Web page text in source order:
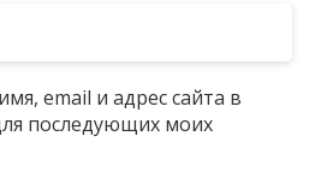
email и адрес сайта в
последующих моих